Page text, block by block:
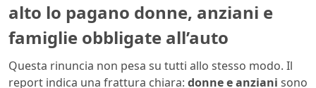
alto lo pagano donne, anziani e
famiglie obbligate all’auto
Questa rinuncia non pesa su tutti allo stesso modo. Il
report indica una frattura chiara: donne e anziani sono